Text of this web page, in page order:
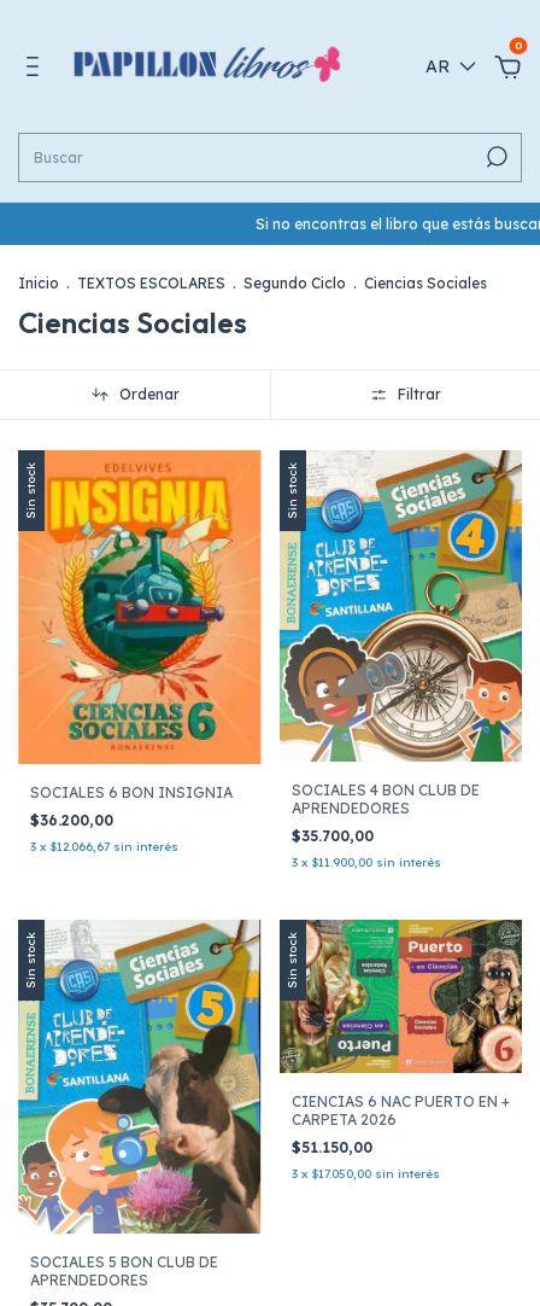
AR
0
Si no encontras el libro que estás
Inicio . TEXTOS ESCOLARES . Segundo Ciclo . Ciencias Sociales
Ciencias Sociales
Ordenar Filtrar
Sin stock
SOCIALES 6 BON INSIGNIA
$36.200,00
3 x $12.066,67 sin interés
Sin stock
SOCIALES 4 BON CLUB DE
APRENDEDORES
$35.700,00
3 x $11.900,00 sin interés
Sin stock
SOCIALES 5 BON CLUB DE
APRENDEDORES
Sin stock
CIENCIAS 6 NAC PUERTO EN +
CARPETA 2026
$51.150,00
3 x $17.050,00 sin interés